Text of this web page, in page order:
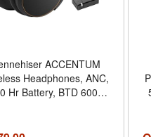
ACCENTUM
Headphones, ANC,
Hr Battery, BTD 600